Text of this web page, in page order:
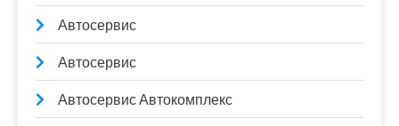
Автосервис
Автосервис
Автосервис Автокомплекс